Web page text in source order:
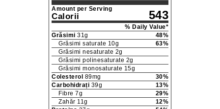
Amount per Serving
Calorii 543
% Daily Value*
Grăsimi 31 g 48%
Grăsimi saturate 10g 63%
Grăsimi nesaturate 2g
Grăsimi polinesaturate 2g
Grăsimi monosaturate 15g
Colesterol 89mg 30%
Carbohidrați 39g 13%
Fibre 7g 29%
Zahăr 11 g 12%